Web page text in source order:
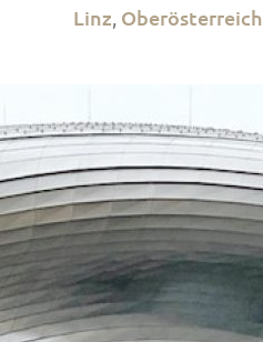
Linz Oberösterreich